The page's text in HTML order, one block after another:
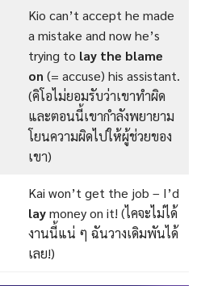
Kio can’t accept he made
a mistake and now he’s
trying to lay the blame
on (= accuse) his assistant.
(คิโอไม่ยอมรับว่าเขาทำผิด
และตอนนี้เขากำลังพยายาม
โยนความผิดไปให้ผู้ช่วยของ
เขา)
Kai won’t get the job – I’d
laymoney on it! (ไคจะไม่ได้
งานนี้แน่ ๆ ฉันวางเดิมพันได้
เลย!)